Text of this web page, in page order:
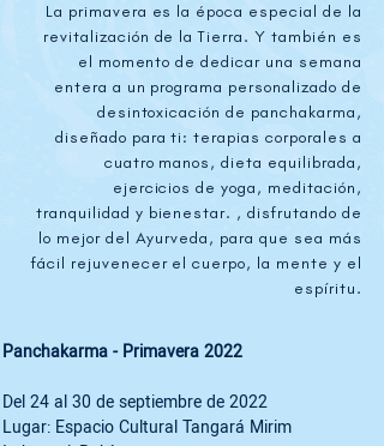
La primavera es la época especial de la
revitalización de la Tierra. Y también es
el momento de dedicar una semana
entera a un programa personalizado de
desintoxicación de panchakarma,
diseñado para ti: terapias corporales a
cuatro manos, dieta equilibrada,
ejercicios de yoga, meditación,
tranquilidad y bienestar. , disfrutando de
lo mejor del Ayurveda, para que sea más
fácil rejuvenecer el cuerpo, la mente y el
espíritu.
Panchakarma - Primavera 2022
Del 24 al 30 de septiembre de 2022
Lugar: Espacio Cultural Tangará Mirim